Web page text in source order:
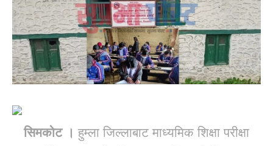
सिमकोट । हुम्ला जिल्लाबाट माध्यमिक शिक्षा परीक्षा